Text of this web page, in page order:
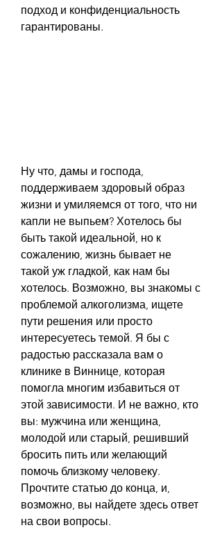
подход и конфиденциальность
гарантированы.
Ну что, дамы и господа,
поддерживаем здоровый образ
жизни и умиляемся от того, что ни
капли не выпьем? Хотелось бы
быть такой идеальной, но к
сожалению, жизнь бывает не
такой уж гладкой, как нам бы
хотелось. Возможно, вы знакомы с
проблемой алкоголизма, ищете
пути решения или просто
интересуетесь темой. Я бы с
радостью рассказала вам о
клинике в Виннице, которая
помогла многим избавиться от
этой зависимости. И не важно, кто
вы: мужчина или женщина,
молодой или старый, решивший
бросить пить или желающий
помочь близкому человеку.
Прочтите статью до конца, и,
возможно, вы найдете здесь ответ
на свои вопросы.